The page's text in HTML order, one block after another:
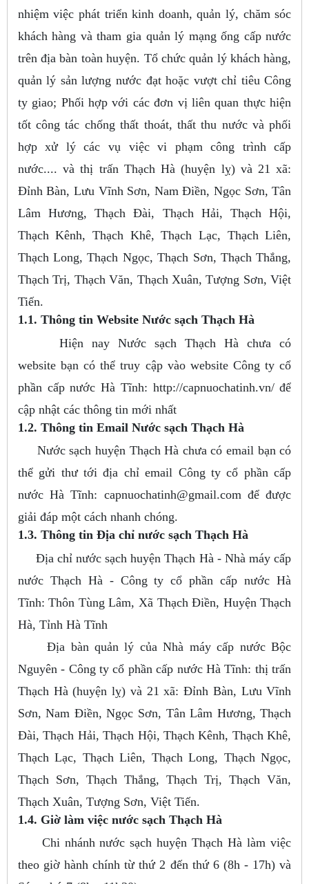
nhiệm việc phát triển kinh doanh, quản lý, chăm sóc
khách hàng và tham gia quản lý mạng ống cấp nước
trên địa bàn toàn huyện. Tổ chức quản lý khách hàng,
quản lý sản lượng nước đạt hoặc vượt chỉ tiêu Công
ty giao; Phối hợp với các đơn vị liên quan thực hiện
tốt công tác chống thất thoát, thất thu nước và phối
hợp xử lý các vụ việc vi phạm công trình cấp
nước.... và thị trấn Thạch Hà (huyện lỵ) và 21 xã:
Đỉnh Bàn, Lưu Vĩnh Sơn, Nam Điền, Ngọc Sơn, Tân
Lâm Hương, Thạch Đài, Thạch Hải, Thạch Hội,
Thạch Kênh, Thạch Khê, Thạch Lạc, Thạch Liên,
Thạch Long, Thạch Ngọc, Thạch Sơn, Thạch Thắng,
Thạch Trị, Thạch Văn, Thạch Xuân, Tượng Sơn, Việt
Tiến.
1.1. Thông tin Website Nước sạch Thạch Hà
Hiện nay Nước sạch Thạch Hà chưa có
website bạn có thể truy cập vào website Công ty cổ
phần cấp nước Hà Tĩnh: http://capnuochatinh.vn/ để
cập nhật các thông tin mới nhất
1.2. Thông tin Email Nước sạch Thạch Hà
Nước sạch huyện Thạch Hà chưa có email bạn có
thể gửi thư tới địa chỉ email Công ty cổ phần cấp
nước Hà Tĩnh: capnuochatinh@gmail.comđể được
giải đáp một cách nhanh chóng.
1.3. Thông tin Địa chỉ nước sạch Thạch Hà
Địa chỉ nước sạch huyện Thạch Hà - Nhà máy cấp
nước Thạch Hà - Công ty cổ phần cấp nước Hà
Tĩnh: Thôn Tùng Lâm, Xã Thạch Điền, Huyện Thạch
Hà, Tỉnh Hà Tĩnh
Địa bàn quản lý của Nhà máy cấp nước Bộc
Nguyên - Công ty cổ phần cấp nước Hà Tĩnh: thị trấn
Thạch Hà (huyện lỵ) và 21 xã: Đỉnh Bàn, Lưu Vĩnh
Sơn, Nam Điền, Ngọc Sơn, Tân Lâm Hương, Thạch
Đài, Thạch Hải, Thạch Hội, Thạch Kênh, Thạch Khê,
Thạch Lạc, Thạch Liên, Thạch Long, Thạch Ngọc,
Thạch Sơn, Thạch Thắng, Thạch Trị, Thạch Văn,
Thạch Xuân, Tượng Sơn, Việt Tiến.
1.4. Giờ làm việc nước sạch Thạch Hà
Chi nhánh nước sạch huyện Thạch Hà làm việc
theo giờ hành chính từ thứ 2 đến thứ 6 (8h - 17h) và